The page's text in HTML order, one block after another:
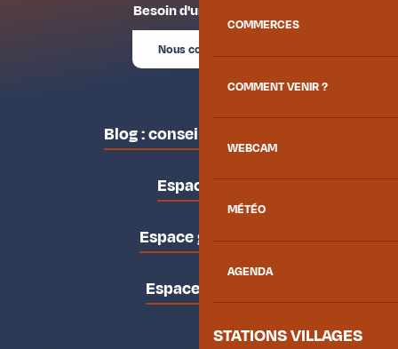
COMMERCES
COMMENT VENIR ?
WEBCAM
MÉTÉO
AGENDA
STATIONS VILLAGES
Besoin d'un conseil ?
Nous contacter
Blog : conseils des locaux
Espace pro
Espace groupes
Espace presse